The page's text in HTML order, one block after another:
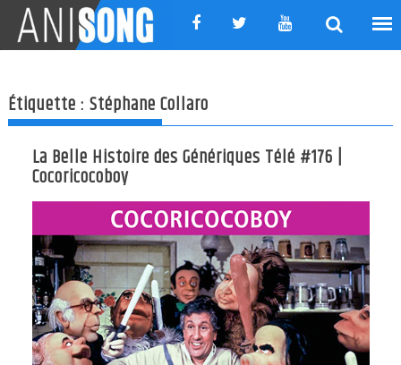
content
Étiquette :Stéphane Collaro
La Belle Histoire des Génériques Télé #176 |
Cocoricocoboy